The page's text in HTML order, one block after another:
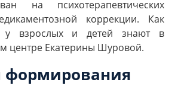
на психотерапевтических
коррекции. Как
у взрослых и детей знают в
центре Екатерины Шуровой.